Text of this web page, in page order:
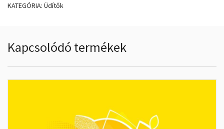
KATEGÓRIA: Üdítők
Kapcsolódó termékek